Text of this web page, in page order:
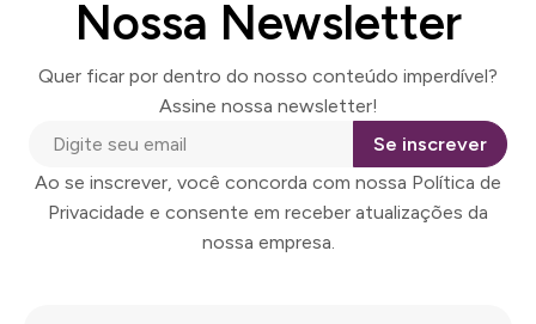
Nossa Newsletter
Quer ficar por dentro do nosso conteúdo imperdível?
Assine nossa newsletter!
Se inscrever
Ao se inscrever, você concorda com nossa Política de
Privacidade e consente em receber atualizações da
nossa empresa.